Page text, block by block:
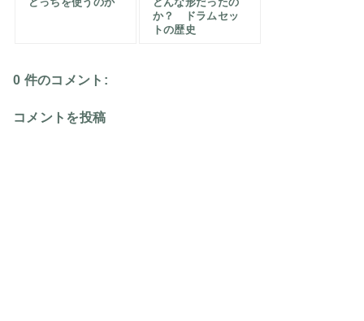
か？ ドラムセッ
トの歴史
0 件のコメント:
コメントを投稿